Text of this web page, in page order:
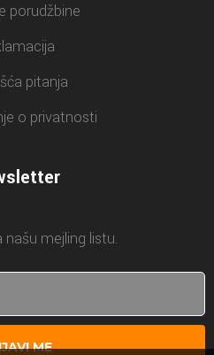
porudžbine
pitanja
o privatnosti
našu mejling listu.
ME